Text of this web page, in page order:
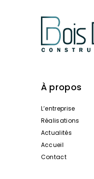
À propos
L’entreprise
Réalisations
Actualités
Accueil
Contact